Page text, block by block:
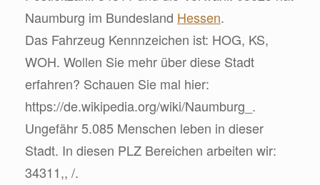
Naumburg im Bundesland Hessen.
Das Fahrzeug Kennnzeichen ist: HOG, KS,
WOH. Wollen Sie mehr über diese Stadt
erfahren? Schauen Sie mal hier:
https://de.wikipedia.org/wiki/Naumburg_.
Ungefähr 5.085 Menschen leben in dieser
Stadt. In diesen PLZ Bereichen arbeiten wir:
34311,, /.